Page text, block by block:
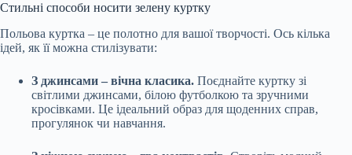
Стильні способи носити зелену куртку
Польова куртка – це полотно для вашої творчості. Ось кілька
ідей, як її можна стилізувати:
З джинсами – вічна класика. Поєднайте куртку зі
світлими джинсами, білою футболкою та зручними
кросівками. Це ідеальний образ для щоденних справ,
прогулянок чи навчання.